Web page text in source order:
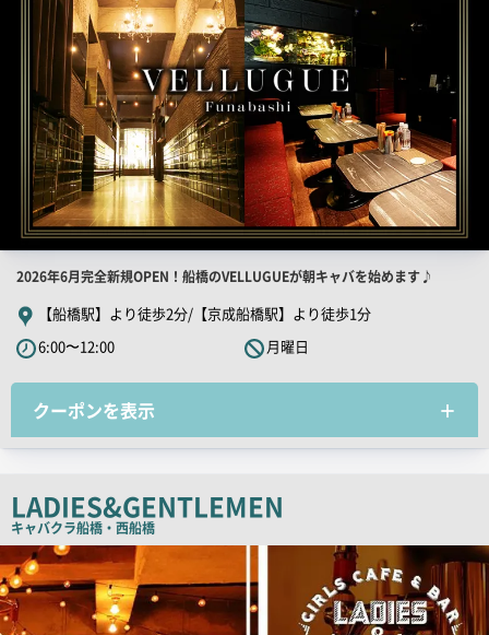
店
舗
PR
キ
ャ
チ
ー
2026年6月完全新規OPEN！船橋のVELLUGUEが朝キャバを始めます♪
【船橋駅】より徒歩2分/【京成船橋駅】より徒歩1分
6:00〜12:00
月曜日
クーポンを表示
LADIES&GENTLEMEN
キャバクラ船橋・西船橋
店
舗
PR
画
像